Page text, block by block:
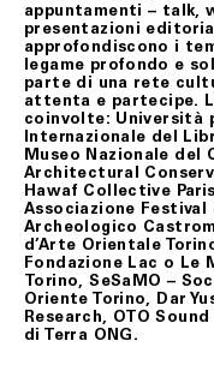
ART. 8 GARANZIA SUI
Tutti i prodotti in
realizzati
caso in cui il Cliente
non conforme o con
immediata
I difetti di
al momento del
essere comunicati a
In tutti i casi di cui
Fondazione Merz,
daranno
danno, la non
attiveranno la
prodotto/i, senza
appuntamenti – talk,
presentazioni
approfondiscono i
legame profondo e
parte di una rete
attenta e partecipe.
coinvolte: Università
Internazionale del
Museo Nazionale del
Architectural
Hawaf Collective
Associazione Festival
Archeologico
d’Arte Orientale
Fondazione Lac o Le
Torino, SeSaMO –
Oriente Torino, Dar
Research, OTO
di Terra ONG.